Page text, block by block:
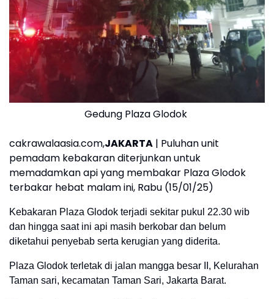
Gedung Plaza Glodok
cakrawalaasia.com,JAKARTA | Puluhan unit
pemadam kebakaran diterjunkan untuk
memadamkan api yang membakar Plaza Glodok
terbakar hebat malam ini, Rabu (15/01/25)
Kebakaran Plaza Glodok terjadi sekitar pukul 22.30 wib
dan hingga saat ini api masih berkobar dan belum
diketahui penyebab serta kerugian yang diderita.
Plaza Glodok terletak di jalan mangga besar II, Kelurahan
Taman sari, kecamatan Taman Sari, Jakarta Barat.